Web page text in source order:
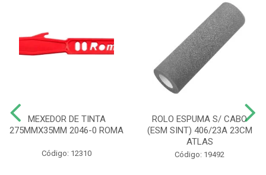
MEXEDOR DE TINTA
275MMX35MM 2046-0 ROMA
Código: 12310
ROLO ESPUMA S/ CABO
(ESM SINT) 406/23A 23CM
ATLAS
Código: 19492